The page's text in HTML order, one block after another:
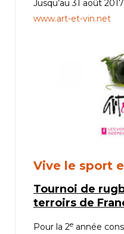
Jusqu’au 31 août 2017
www.art-et-vin.net
Vive le sport
Tournoi de
terroirs de
Pour la 2e année